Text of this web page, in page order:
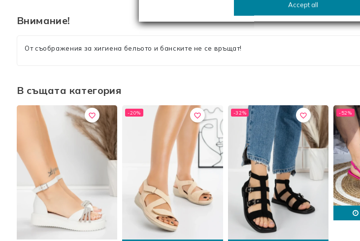
Внимание!
От съображения за хигиена бельото и банските не се връщат!
В същата категория
favorite_border favorite_border
-20% favorite_border
-32% -52%
Accept all